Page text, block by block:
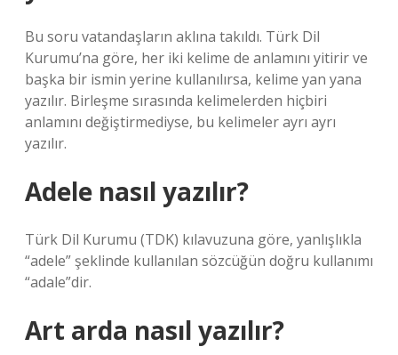
Bu soru vatandaşların aklına takıldı. Türk Dil
Kurumu’na göre, her iki kelime de anlamını yitirir ve
başka bir ismin yerine kullanılırsa, kelime yan yana
yazılır. Birleşme sırasında kelimelerden hiçbiri
anlamını değiştirmediyse, bu kelimeler ayrı ayrı
yazılır.
Adele nasıl yazılır?
Türk Dil Kurumu (TDK) kılavuzuna göre, yanlışlıkla
“adele” şeklinde kullanılan sözcüğün doğru kullanımı
“adale”dir.
Art arda nasıl yazılır?